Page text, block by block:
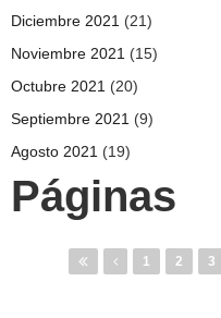
Diciembre 2021 (21)
Noviembre 2021 (15)
Octubre 2021 (20)
Septiembre 2021 (9)
Agosto 2021 (19)
Páginas
1 2 3